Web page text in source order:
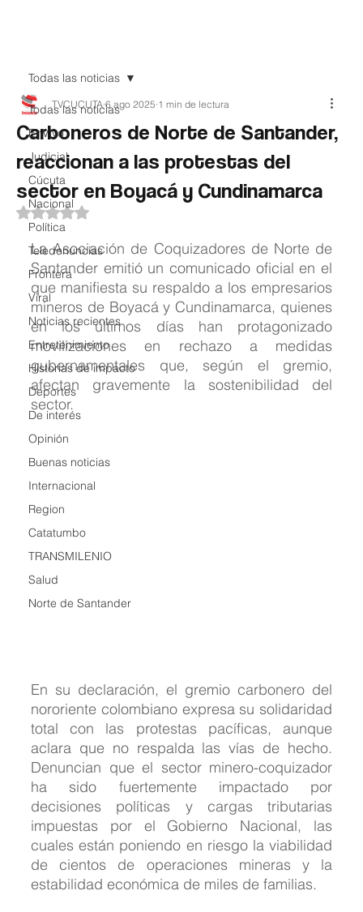
Todas las noticias
EnVivo
Judicial
Cúcuta
Nacional
Política
Teledenuncias
Frontera
Viral
Noticias recientes
Entretenimiento
Historias de impacto
Deportes
De interés
Opinión
Buenas noticias
Internacional
Region
Catatumbo
TRANSMILENIO
Salud
Norte de Santander
Todas las noticias
Carboneros de Norte de Santander,
reaccionan a las protestas del
sector en Boyacá y Cundinamarca
TVCUCUTA 6 ago 2025 1 min de lectura
Obtuvo NaN de 5 estrellas.
La Asociación de Coquizadores de Norte de
Santander emitió un comunicado oficial en el
que manifiesta su respaldo a los empresarios
mineros de Boyacá y Cundinamarca, quienes
en los últimos días han protagonizado
movilizaciones en rechazo a medidas
gubernamentales que, según el gremio,
afectan gravemente la sostenibilidad del
sector.
En su declaración, el gremio carbonero del
nororiente colombiano expresa su solidaridad
total con las protestas pacíficas, aunque
aclara que no respalda las vías de hecho.
Denuncian que el sector minero-coquizador
ha sido fuertemente impactado por
decisiones políticas y cargas tributarias
impuestas por el Gobierno Nacional, las
cuales están poniendo en riesgo la viabilidad
de cientos de operaciones mineras y la
estabilidad económica de miles de familias.